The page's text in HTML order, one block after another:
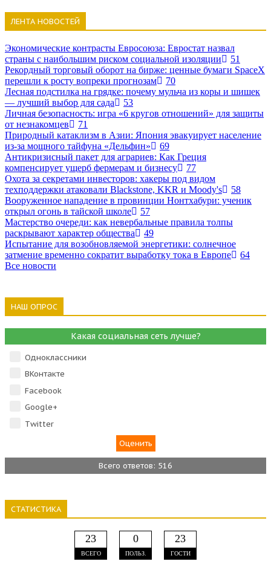
ЛЕНТА НОВОСТЕЙ
Экономические контрасты Евросоюза: Евростат назвал
страны с наибольшим риском социальной изоляции
51
Рекордный торговый оборот на бирже: ценные бумаги SpaceX
перешли к росту вопреки прогнозам
70
Лесная подстилка на грядке: почему мульча из коры и шишек
— лучший выбор для сада
53
Личная безопасность: игра «6 кругов отношений» для защиты
от незнакомцев
71
Природный катаклизм в Азии: Япония эвакуирует население
из-за мощного тайфуна «Дельфин»
69
Антикризисный пакет для аграриев: Как Греция
компенсирует ущерб фермерам и бизнесу
77
Охота за секретами инвесторов: хакеры под видом
техподдержки атаковали Blackstone, KKR и Moody's
58
Вооруженное нападение в провинции Нонтхабури: ученик
открыл огонь в тайской школе
57
Мастерство очереди: как невербальные правила толпы
раскрывают характер общества
49
Испытание для возобновляемой энергетики: солнечное
затмение временно сократит выработку тока в Европе
64
Все новости
НАШ ОПРОС
Какая социальная сеть лучше?
Одноклассники
ВКонтакте
Facebook
Google+
Тwitter
Всего ответов: 516
СТАТИСТИКА
23
ВСЕГО
0
ПОЛЬЗ.
23
ГОСТИ